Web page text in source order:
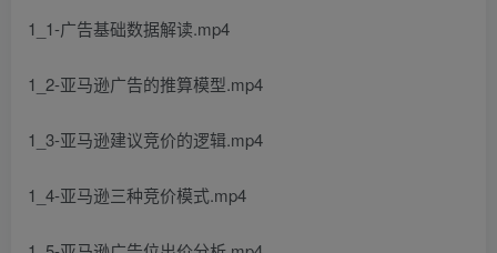
1_1-广告基础数据解读.mp4
1_2-亚马逊广告的推算模型.mp4
1_3-亚马逊建议竞价的逻辑.mp4
1_4-亚马逊三种竞价模式.mp4